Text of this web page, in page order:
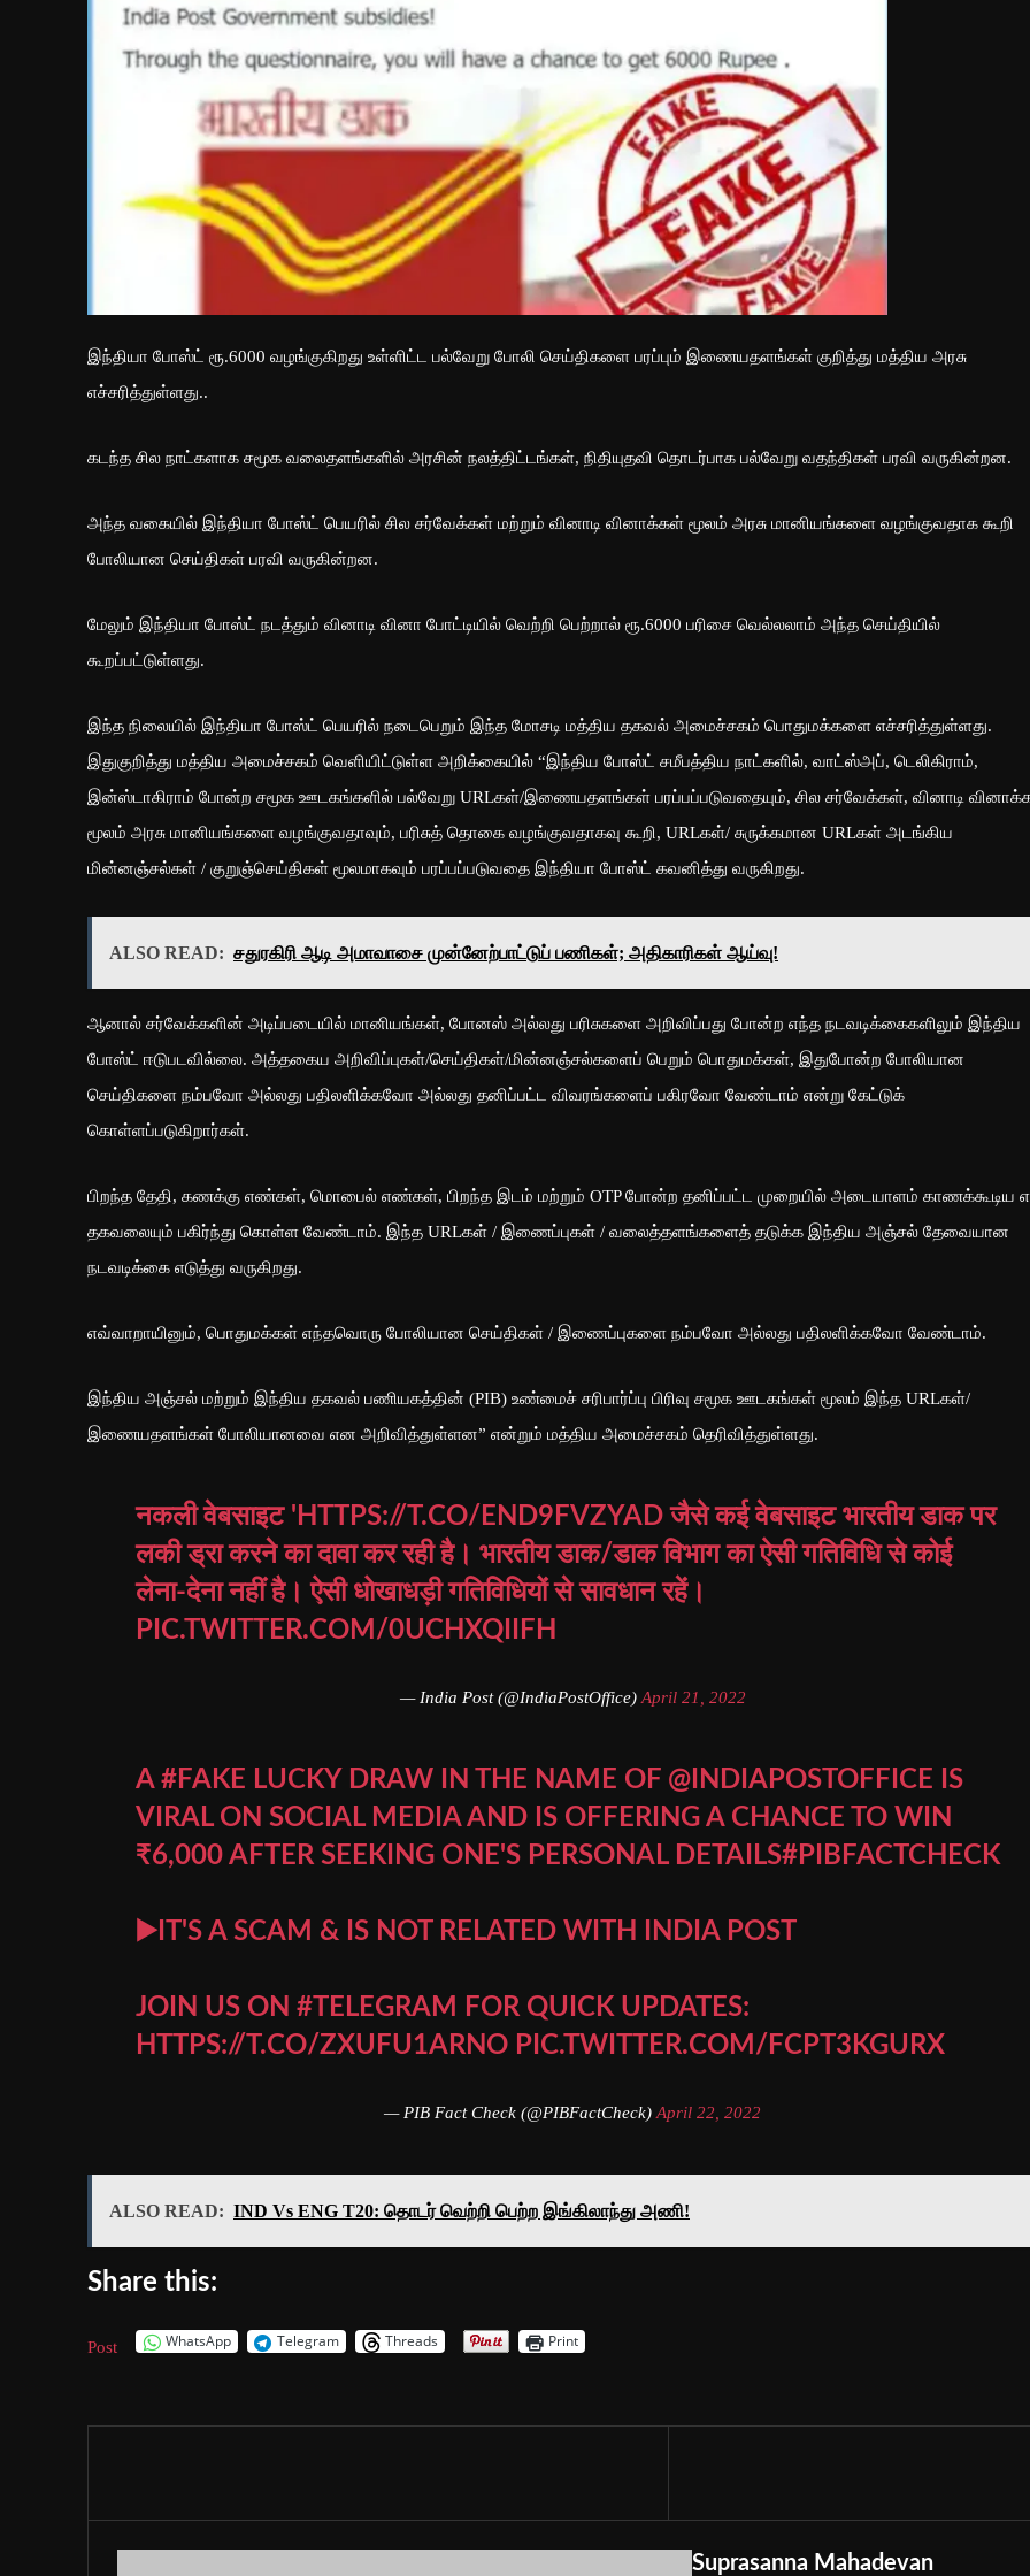
இந்தியா போஸ்ட் ரூ.6000 வழங்குகிறது உள்ளிட்ட பல்வேறு போலி செய்திகளை பரப்பும் இணையதளங்கள் குறித்து மத்திய அரசு
எச்சரித்துள்ளது..
கடந்த சில நாட்களாக சமூக வலைதளங்களில் அரசின் நலத்திட்டங்கள், நிதியுதவி தொடர்பாக பல்வேறு வதந்திகள் பரவி வருகின்றன.
அந்த வகையில் இந்தியா போஸ்ட் பெயரில் சில சர்வேக்கள் மற்றும் வினாடி வினாக்கள் மூலம் அரசு மானியங்களை வழங்குவதாக கூறி
போலியான செய்திகள் பரவி வருகின்றன.
மேலும் இந்தியா போஸ்ட் நடத்தும் வினாடி வினா போட்டியில் வெற்றி பெற்றால் ரூ.6000 பரிசை வெல்லலாம் அந்த செய்தியில்
கூறப்பட்டுள்ளது.
இந்த நிலையில் இந்தியா போஸ்ட் பெயரில் நடைபெறும் இந்த மோசடி மத்திய தகவல் அமைச்சகம் பொதுமக்களை எச்சரித்துள்ளது.
இதுகுறித்து மத்திய அமைச்சகம் வெளியிட்டுள்ள அறிக்கையில் “இந்திய போஸ்ட் சமீபத்திய நாட்களில், வாட்ஸ்அப், டெலிகிராம்,
இன்ஸ்டாகிராம் போன்ற சமூக ஊடகங்களில் பல்வேறு URLகள்/இணையதளங்கள் பரப்பப்படுவதையும், சில சர்வேக்கள், வினாடி
மூலம் அரசு மானியங்களை வழங்குவதாவும், பரிசுத் தொகை வழங்குவதாகவு கூறி, URLகள்/ சுருக்கமான URLகள் அடங்கிய
மின்னஞ்சல்கள் / குறுஞ்செய்திகள் மூலமாகவும் பரப்பப்படுவதை இந்தியா போஸ்ட் கவனித்து வருகிறது.
ALSO READ: சதுரகிரி ஆடி அமாவாசை முன்னேற்பாட்டுப் பணிகள்; அதிகாரிகள் ஆய்வு!
ஆனால் சர்வேக்களின் அடிப்படையில் மானியங்கள், போனஸ் அல்லது பரிசுகளை அறிவிப்பது போன்ற எந்த நடவடிக்கைகளிலும் இந்திய
போஸ்ட் ஈடுபடவில்லை. அத்தகைய அறிவிப்புகள்/செய்திகள்/மின்னஞ்சல்களைப் பெறும் பொதுமக்கள், இதுபோன்ற போலியான
செய்திகளை நம்பவோ அல்லது பதிலளிக்கவோ அல்லது தனிப்பட்ட விவரங்களைப் பகிரவோ வேண்டாம் என்று கேட்டுக்
கொள்ளப்படுகிறார்கள்.
பிறந்த தேதி, கணக்கு எண்கள், மொபைல் எண்கள், பிறந்த இடம் மற்றும் OTP போன்ற தனிப்பட்ட முறையில் அடையாளம் காணக்கூடிய
தகவலையும் பகிர்ந்து கொள்ள வேண்டாம். இந்த URLகள் / இணைப்புகள் / வலைத்தளங்களைத் தடுக்க இந்திய அஞ்சல் தேவையான
நடவடிக்கை எடுத்து வருகிறது.
எவ்வாறாயினும், பொதுமக்கள் எந்தவொரு போலியான செய்திகள் / இணைப்புகளை நம்பவோ அல்லது பதிலளிக்கவோ வேண்டாம்.
இந்திய அஞ்சல் மற்றும் இந்திய தகவல் பணியகத்தின் (PIB) உண்மைச் சரிபார்ப்பு பிரிவு சமூக ஊடகங்கள் மூலம் இந்த URLகள்/
இணையதளங்கள் போலியானவை என அறிவித்துள்ளன” என்றும் மத்திய அமைச்சகம் தெரிவித்துள்ளது.
नकली वेबसाइट ' HTTPS://T.CO/END9FVZYAD जैसे कई वेबसाइट भारतीय डाक पर
लकी ड्रा करने का दावा कर रही है। भारतीय डाक/डाक विभाग का ऐसी गतिविधि से कोई
लेना-देना नहीं है। ऐसी धोखाधड़ी गतिविधियों से सावधान रहें।
PIC.TWITTER.COM/0UCHXQIIFH
— India Post (@IndiaPostOffice) April 21, 2022
A#FAKE LUCKY DRAW IN THE NAME OF @INDIAPOSTOFFICE IS
VIRAL ON SOCIAL MEDIA AND IS OFFERING A CHANCE TO WIN
₹6,000 AFTER SEEKING ONE'S PERSONAL DETAILS#PIBFACTCHECK
▶️IT'S A SCAM & IS NOT RELATED WITH INDIA POST
JOIN US ON#TELEGRAM
FOR QUICK UPDATES:
HTTPS://T.CO/ZXUFU1ARNO PIC.TWITTER.COM/FCPT3KGURX
— PIB Fact Check (@PIBFactCheck)April 22, 2022
ALSO READ: IND Vs ENG T20: தொடர் வெற்றி பெற்ற இங்கிலாந்து அணி!
Share this:
Post WhatsApp Telegram Threads Print
Suprasanna Mahadevan